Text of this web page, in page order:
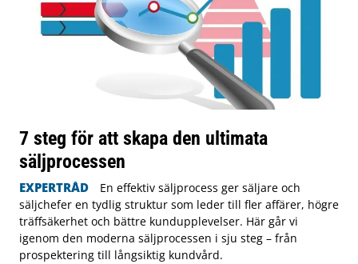
7 steg för att skapa den ultimata
säljprocessen
EXPERTRÅD
En effektiv säljprocess ger säljare och
säljchefer en tydlig struktur som leder till fler affärer, högre
träffsäkerhet och bättre kundupplevelser. Här går vi
igenom den moderna säljprocessen i sju steg – från
prospektering till långsiktig kundvård.